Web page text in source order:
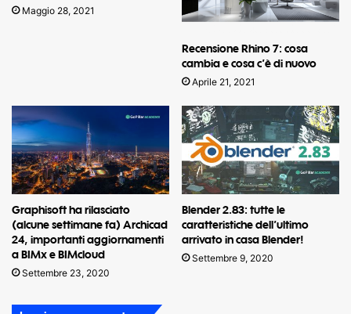
Maggio 28, 2021
Recensione Rhino 7: cosa
cambia e cosa c’è di nuovo
Aprile 21, 2021
Graphisoft ha rilasciato
(alcune settimane fa) Archicad
24, importanti aggiornamenti
a BIMx e BIMcloud
Settembre 23, 2020
Blender 2.83: tutte le
caratteristiche dell’ultimo
arrivato in casa Blender!
Settembre 9, 2020